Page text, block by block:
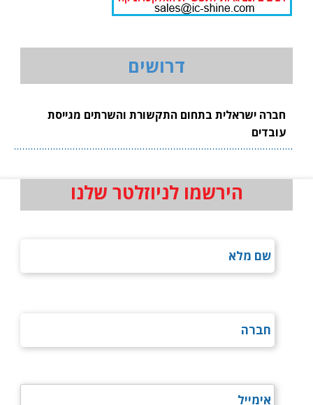
דרושים
חברה ישראלית בתחום התקשורת והשרתים מגייסת
עובדים
הירשמו לניוזלטר שלנו